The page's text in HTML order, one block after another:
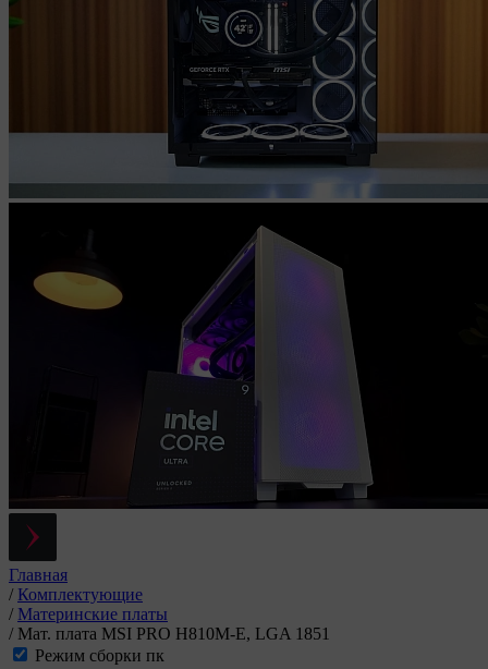
Главная
/ Комплектующие
/ Материнские платы
/ Мат. плата MSI PRO H810M-E, LGA 1851
Режим сборки пк